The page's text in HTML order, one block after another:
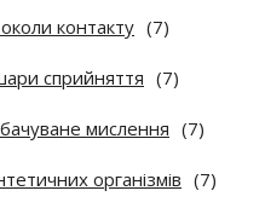
контакту (7)
сприйняття (7)
мислення (7)
організмів (7)